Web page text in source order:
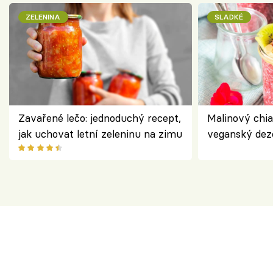
ZELENINA
Zavařené lečo: jednoduchý recept,
jak uchovat letní zeleninu na zimu
SLADKÉ
Malinový
veganský